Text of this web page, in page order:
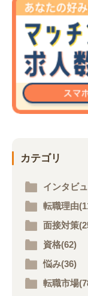
カテゴリ
インタビ
転職理由
面接対策
資格(62)
悩み(36)
転職市場